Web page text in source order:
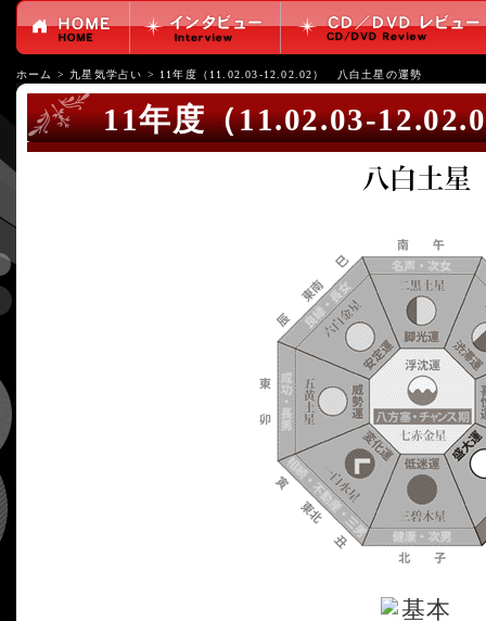
ホーム > 九星気学占い > 11年度（11.02.03-12.02.02） 八白土星の運勢
11年度（11.02.03-